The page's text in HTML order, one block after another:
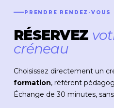
PRENDRE RENDEZ-VOUS
RÉSERVEZ
créneau
Choisissez directement un
formation, référent
Échange de 30 minutes,